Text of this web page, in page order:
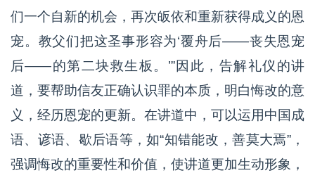
们一个自新的机会，再次皈依和重新获得成义的恩
宠。教父们把这圣事形容为‘覆舟后——丧失恩宠
后——的第二块救生板。’”因此，告解礼仪的讲
道，要帮助信友正确认识罪的本质，明白悔改的意
义，经历恩宠的更新。在讲道中，可以运用中国成
语、谚语、歇后语等，如“知错能改，善莫大焉”，
强调悔改的重要性和价值，使讲道更加生动形象，